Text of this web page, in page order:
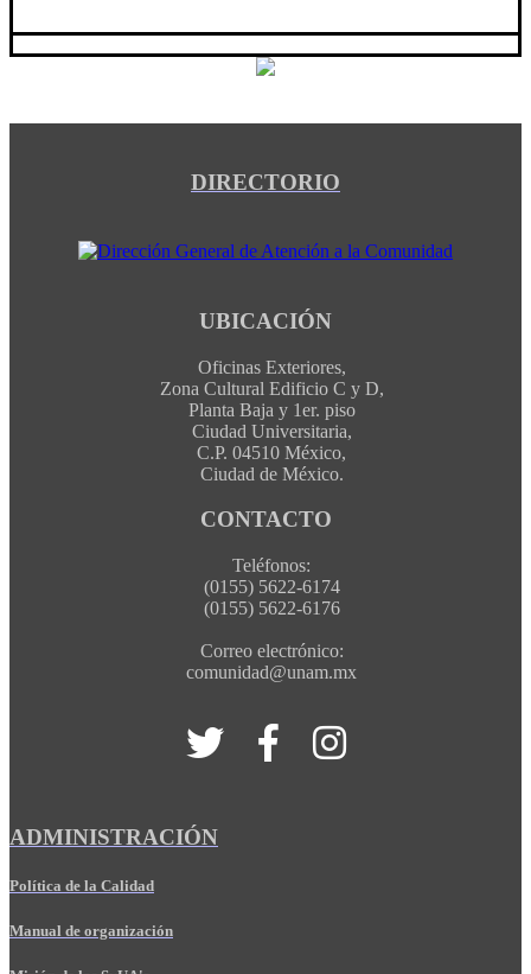
DIRECTORIO
UBICACIÓN
Oficinas Exteriores,
Zona Cultural Edificio C y D,
Planta Baja y 1er. piso
Ciudad Universitaria,
C.P. 04510 México,
Ciudad de México.
CONTACTO
Teléfonos:
(0155) 5622-6174
(0155) 5622-6176
Correo electrónico:
comunidad@unam.mx
ADMINISTRACIÓN
Política de la Calidad
Manual de organización